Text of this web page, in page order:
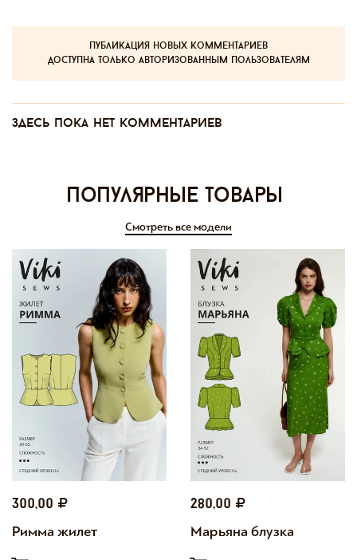
публикация новых комментариев
доступна только авторизованным пользователям
Здесь пока нет комментариев
Популярные товары
Смотреть все модели
300,00
Римма жилет
280,00
Марьяна блузка